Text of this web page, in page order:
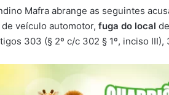
Mafra abrange as seguintes
veículo automotor, fuga do local
303 (§ 2º c/c 302 § 1º, inciso